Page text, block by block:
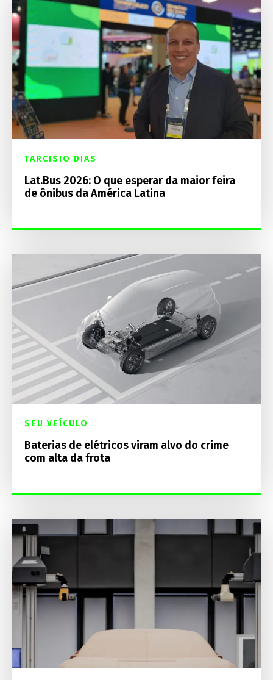
TARCISIO DIAS
Lat.Bus 2026: O que esperar da maior feira
de ônibus da América Latina
SEU VEÍCULO
Baterias de elétricos viram alvo do crime
com alta da frota